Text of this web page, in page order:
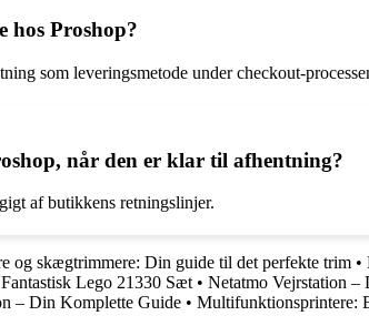
hos Proshop?
som leveringsmetode under checkout-
når den er klar til afhentning?
af butikkens retningslinjer.
og skægtrimmere: Din guide til det perfekte trim •
Lego 21330 Sæt• Netatmo Vejrstation –
– Din Komplette Guide • Multifunktionsprintere: